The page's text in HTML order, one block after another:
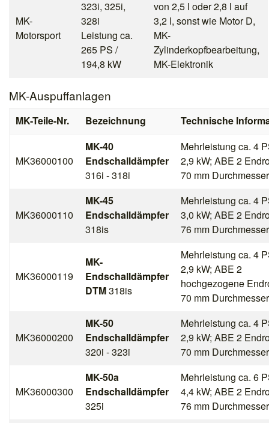
MK-
Motorsport
323i, 325i,
328i
Leistung ca.
265 PS /
194,8 kW
von 2,5 l oder 2,8 l auf
3,2 l, sonst wie Motor D,
MK-
Zylinderkopfbearbeitung,
MK-Elektronik
MK-Auspuffanlagen
MK-Teile-Nr. Bezeichnung Technische
MK36000100
MK-40
Endschalldämpfer
316i - 318i
Mehrleistung ca. 4
2,9 kW; ABE 2
70 mm Durchmesser
MK36000110
MK-45
Endschalldämpfer
318is
Mehrleistung ca. 4
3,0 kW; ABE 2
76 mm Durchmesser
MK36000119
MK-
Endschalldämpfer
DTM318is
Mehrleistung ca. 4
2,9 kW; ABE 2
hochgezogene
70 mm Durchmesser
MK36000200
MK-50
Endschalldämpfer
320i - 323i
Mehrleistung ca. 4
2,9 kW; ABE 2
70 mm Durchmesser
MK36000300
MK-50a
Endschalldämpfer
325i
Mehrleistung ca. 6
4,4 kW; ABE 2
76 mm Durchmesser